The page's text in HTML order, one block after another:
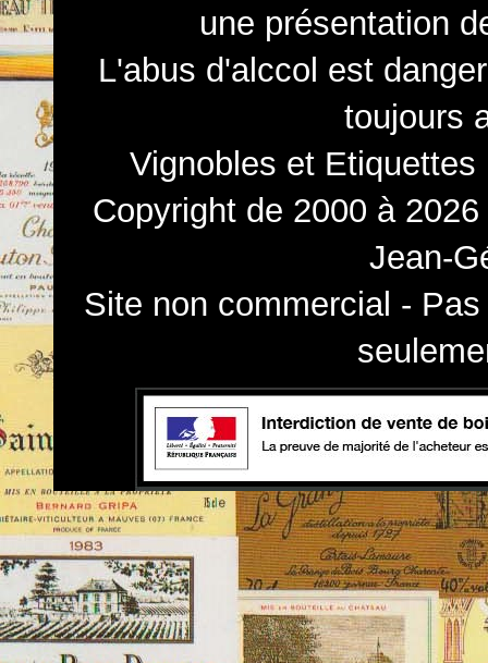
une présentation
L'abus d'alccol est
toujours
Vignobles et
Copyright de 2000 à
Jean-
Site non commercial -